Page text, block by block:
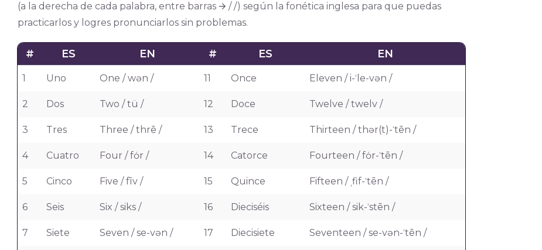
(a la derecha de cada palabra, entre barras 🡪 / /) según la fonética inglesa para que puedas
practicarlos y logres pronunciarlos sin problemas.
# ES EN # ES EN
1 Uno One / wən / 11 Once Eleven / i-ˈle-vən /
2 Dos Two / tü / 12 Doce Twelve / twelv /
3 Tres Three / thrē / 13 Trece Thirteen / thər(t)-ˈtēn /
4 Cuatro Four / fȯr / 14 Catorce Fourteen / fȯr-ˈtēn /
5 Cinco Five / fīv / 15 Quince Fifteen / ˌfif-ˈtēn /
6 Seis Six / siks / 16 Dieciséis Sixteen / sik-ˈstēn /
7 Siete Seven / se-vən / 17 Diecisiete Seventeen / se-vən-ˈtēn /